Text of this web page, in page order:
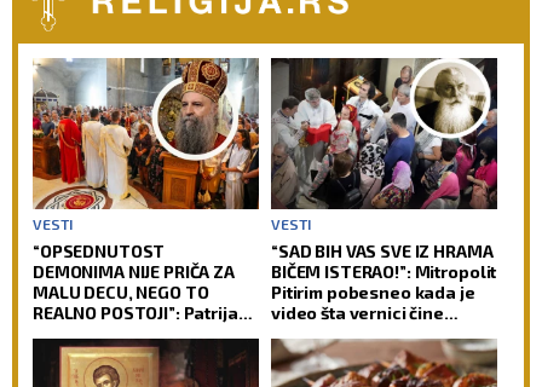
VESTI
“OPSEDNUTOST
DEMONIMA NIJE PRIČA ZA
MALU DECU, NEGO TO
REALNO POSTOJI”: Patrijarh
poruku o nečistim silama
(VIDEO)
VESTI
“SAD BIH VAS SVE IZ HRAMA
BIČEM ISTERAO!”: Mitropolit
Pitirim pobesneo kada je
video šta vernici čine
nikada ne radite